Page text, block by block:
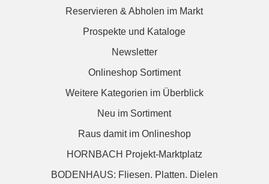
Reservieren & Abholen im Markt
Prospekte und Kataloge
Newsletter
Onlineshop Sortiment
Weitere Kategorien im Überblick
Neu im Sortiment
Raus damit im Onlineshop
HORNBACH Projekt-Marktplatz
BODENHAUS: Fliesen. Platten. Dielen